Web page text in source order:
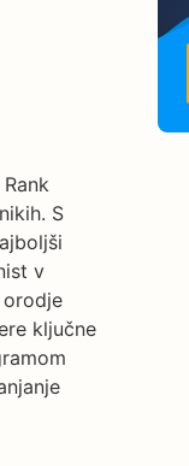
S
v
orodje
ključne